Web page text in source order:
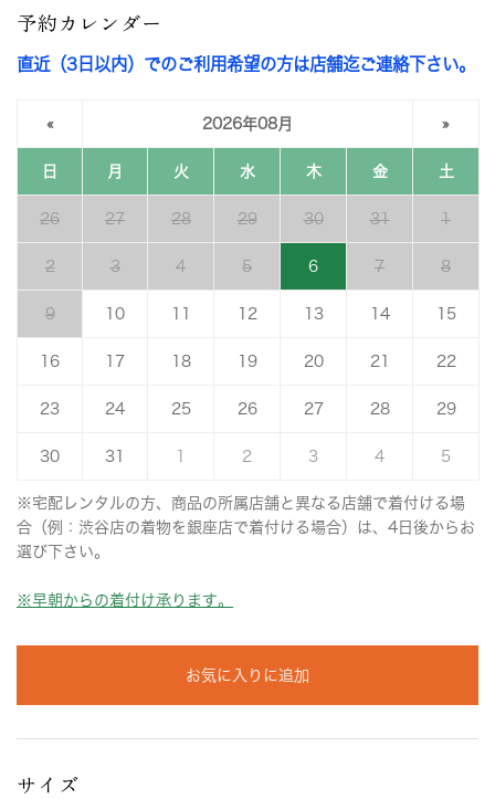
予約カレンダー
直近（3日以内）でのご利用希望の方は店舗迄ご連絡下さい。
« 2026年08月 »
日 月 火 水 木 金 土
26 27 28 29 30 31 1
2 3 4 5 6 7 8
9 10 12 13 14 15
16 17 18 19 20 21 22
23 24 25 26 27 28 29
30 31 2 3 4 5
※宅配レンタルの方、商品の所属店舗と異なる店舗で着付ける場
合（例：渋谷店の着物を銀座店で着付ける場合）は、4日後からお
選び下さい。
※早朝からの着付け承ります。
お気に入りに追加
サイズ